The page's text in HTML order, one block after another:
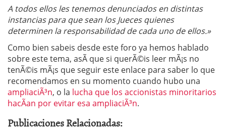
A todos ellos les tenemos denunciados en distintas
instancias para que sean los Jueces quienes
determinen la responsabilidad de cada uno de ellos.»
Como bien sabeis desde este foro ya hemos hablado
sobre este tema, asÃ­ que si querÃ©is leer mÃ¡s no
tenÃ©is mÃ¡s que seguir este enlace para saber lo que
recomendamos en su momento cuando hubo una
ampliaciÃ³n, o la lucha que los accionistas minoritarios
hacÃ­an por evitar esa ampliaciÃ³n.
Publicaciones Relacionadas: